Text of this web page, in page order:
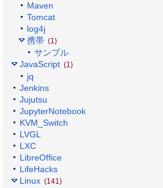
Maven
Tomcat
log4j
携帯 (1)
サンプル
JavaScript (1)
jq
Jenkins
Jujutsu
JupyterNotebook
KVM_Switch
LVGL
LXC
LibreOffice
LifeHacks
Linux (141)